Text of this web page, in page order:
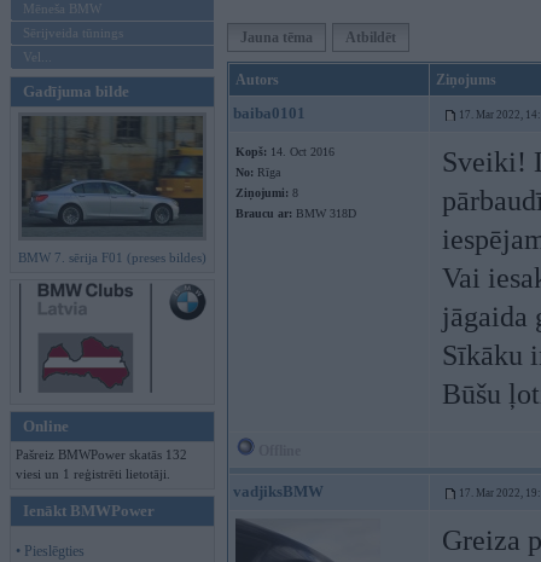
Mēneša BMW
Sērijveida tūnings
Vel...
Gadījuma bilde
BMW 7. sērija F01 (preses bildes)
Online
Pašreiz BMWPower skatās 132
viesi un 1 reģistrēti lietotāji.
Ienākt BMWPower
• Pieslēgties
Jauna tēma Atbildēt
Autors Ziņojums
baiba0101 17. Mar 2022,
Kopš: 14. Oct 2016
No: Rīga
Ziņojumi: 8
Braucu ar: BMW 318D
Sveiki!
Vai
jāgaida
Sīkāku
Būšu
vadjiksBMW 17. Mar 2022,
Greiza